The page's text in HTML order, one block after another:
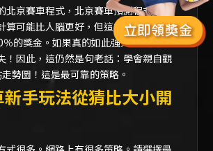
北京賽車程式，北京賽車預測程式等網
算可能比人腦更好，但這並不意味著玩
％的獎金。如果真的如此強大，那麼所
！因此，這仍然是句老話：學會親自觀
走勢圖！這是最可靠的策略。
手玩法從猜比大小開